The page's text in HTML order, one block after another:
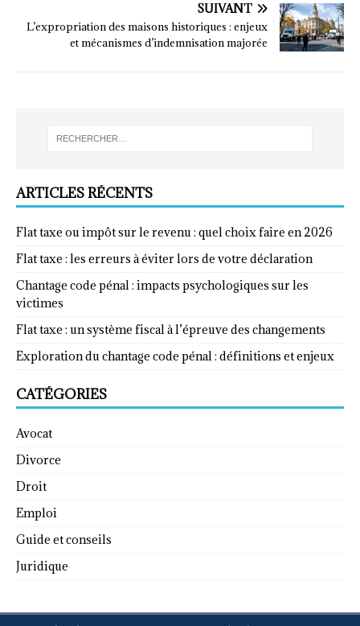
SUIVANT
L’expropriation des maisons historiques : enjeux
et mécanismes d’indemnisation majorée
ARTICLES RÉCENTS
Flat taxe ou impôt sur le revenu : quel choix faire en 2026
Flat taxe : les erreurs à éviter lors de votre déclaration
Chantage code pénal : impacts psychologiques sur les
victimes
Flat taxe : un système fiscal à l’épreuve des changements
Exploration du chantage code pénal : définitions et enjeux
CATÉGORIES
Avocat
Divorce
Droit
Emploi
Guide et conseils
Juridique